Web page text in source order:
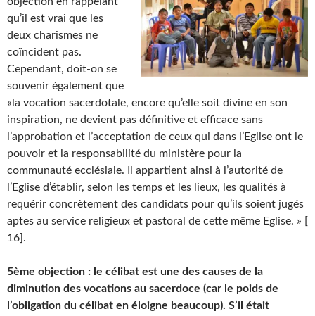
qu’il est vrai que les
deux charismes ne
coïncident pas.
Cependant, doit-on se
souvenir également que
«la vocation sacerdotale, encore qu’elle soit divine en son
inspiration, ne devient pas définitive et efficace sans
l’approbation et l’acceptation de ceux qui dans l’Eglise ont le
pouvoir et la responsabilité du ministère pour la
communauté ecclésiale. Il appartient ainsi à l’autorité de
l’Eglise d’établir, selon les temps et les lieux, les qualités à
requérir concrètement des candidats pour qu’ils soient jugés
aptes au service religieux et pastoral de cette même Eglise. » [
16].
5ème objection : le célibat est une des causes de la
diminution des vocations au sacerdoce (car le poids de
l’obligation du célibat en éloigne beaucoup). S’il était